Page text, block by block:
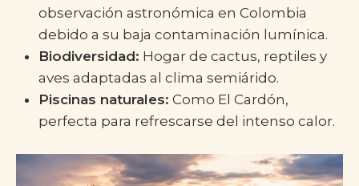
observación astronómica en Colombia
debido a su baja contaminación lumínica.
Biodiversidad: Hogar de cactus, reptiles y
aves adaptadas al clima semiárido.
Piscinas naturales: Como El Cardón,
perfecta para refrescarse del intenso calor.